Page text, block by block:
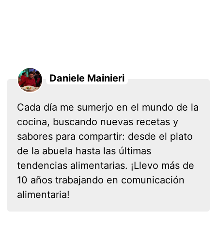
Daniele Mainieri
Cada día me sumerjo en el mundo de la
cocina, buscando nuevas recetas y
sabores para compartir: desde el plato
de la abuela hasta las últimas
tendencias alimentarias. ¡Llevo más de
10 años trabajando en comunicación
alimentaria!